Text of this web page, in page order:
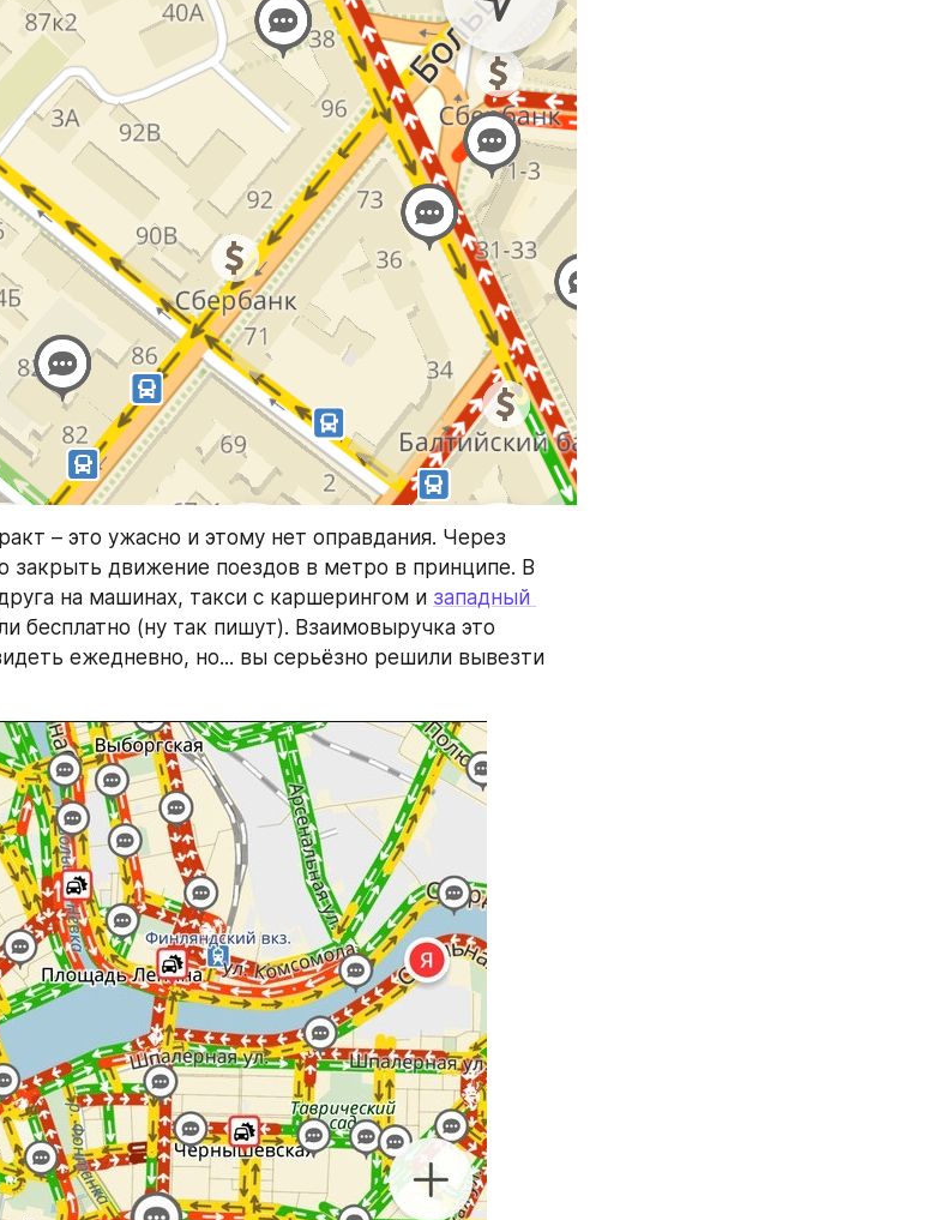
– это ужасно и этому нет оправдания. Через
закрыть движение поездов в метро в принципе. В
на машинах, такси с каршерингом и западный
бесплатно (ну так пишут). Взаимовыручка это
ежедневно, но... вы серьёзно решили вывезти